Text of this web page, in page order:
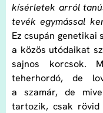
kísérletek arról
tevék egymással
Ez csupán genetikai
a közös utódaikat
sajnos korcsok.
teherhordó, de
a szamár, de
tartozik, csak rövid